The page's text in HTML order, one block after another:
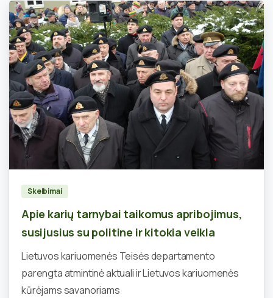
0
Skelbimai
Apie karių tarnybai taikomus apribojimus,
susijusius su politine ir kitokia veikla
Lietuvos kariuomenės Teisės departamento
parengta atmintinė aktuali ir Lietuvos kariuomenės
kūrėjams savanoriams